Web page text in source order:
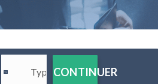
CONTINUER